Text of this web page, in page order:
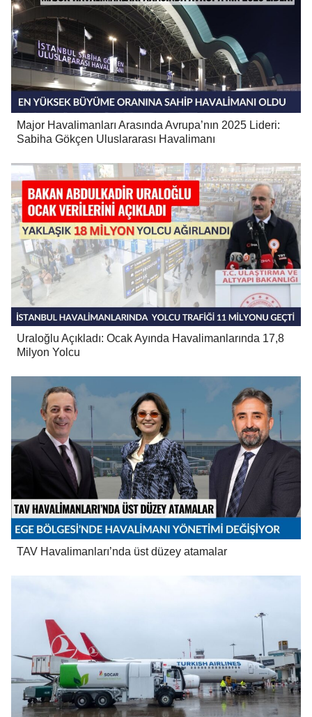
Major Havalimanları Arasında Avrupa’nın 2025 Lideri:
Sabiha Gökçen Uluslararası Havalimanı
Uraloğlu Açıkladı: Ocak Ayında Havalimanlarında 17,8
Milyon Yolcu
TAV Havalimanları’nda üst düzey atamalar